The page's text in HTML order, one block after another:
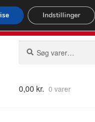
fre 9-16
efter:
0,00 kr. 0 varer
Indstillinger